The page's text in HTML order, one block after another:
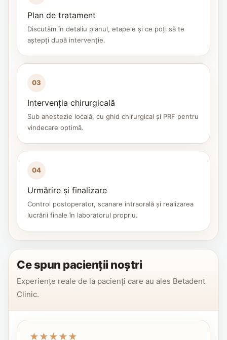
Plan de tratament
Discutăm în detaliu planul, etapele și ce poți să te
aștepți după intervenție.
03
Intervenția chirurgicală
Sub anestezie locală, cu ghid chirurgical și PRF pentru
vindecare optimă.
04
Urmărire și finalizare
Control postoperator, scanare intraorală și realizarea
lucrării finale în laboratorul propriu.
Ce spun pacienții noștri
Experiențe reale de la pacienți care au ales Betadent
Clinic.
★★★★★